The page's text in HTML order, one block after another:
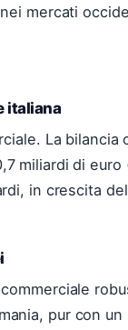
mercati
italiana
La
miliardi di
in crescita
pur con